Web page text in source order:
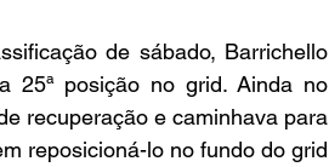
de sábado, Barrichello
25ª posição no grid. Ainda no
recuperação e caminhava para
reposicioná-lo no fundo do grid